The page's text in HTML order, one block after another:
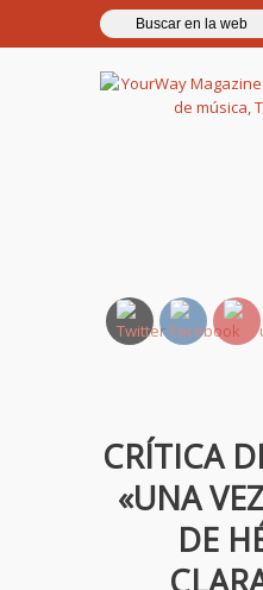
CRÍTICA
«UNA
DE